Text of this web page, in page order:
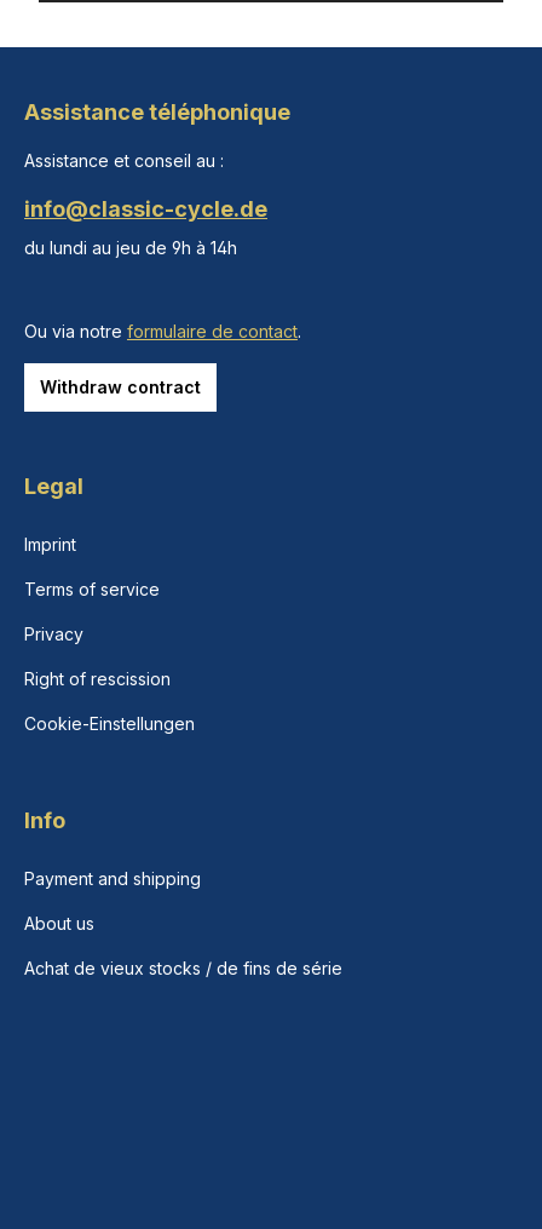
Assistance téléphonique
Assistance et conseil au :
info@classic-cycle.de
du lundi au jeu de 9h à 14h
Ou via notre formulaire de contact.
Withdraw contract
Legal
Imprint
Terms of service
Privacy
Right of rescission
Cookie-Einstellungen
Info
Payment and shipping
About us
Achat de vieux stocks / de fins de série